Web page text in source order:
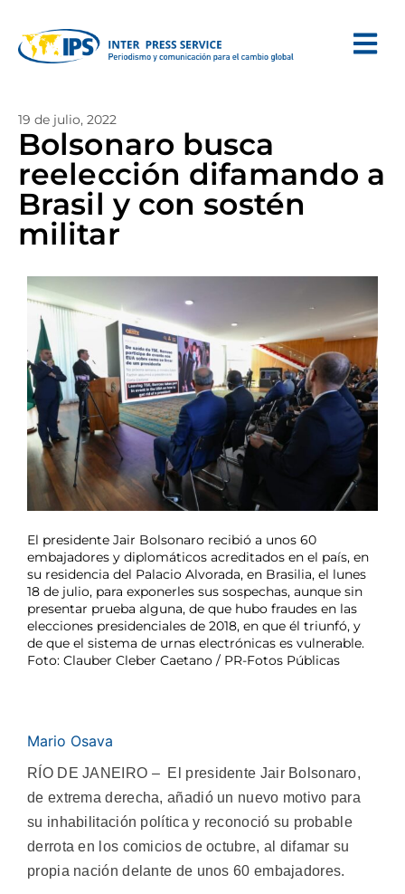
19 de julio, 2022
Bolsonaro busca
reelección difamando a
Brasil y con sostén
militar
El presidente Jair Bolsonaro recibió a unos 60
embajadores y diplomáticos acreditados en el país, en
su residencia del Palacio Alvorada, en Brasilia, el lunes
18 de julio, para exponerles sus sospechas, aunque sin
presentar prueba alguna, de que hubo fraudes en las
elecciones presidenciales de 2018, en que él triunfó, y
de que el sistema de urnas electrónicas es vulnerable.
Foto: Clauber Cleber Caetano / PR-Fotos Públicas
Mario Osava
RÍO DE JANEIRO – El presidente Jair Bolsonaro,
de extrema derecha, añadió un nuevo motivo para
su inhabilitación política y reconoció su probable
derrota en los comicios de octubre, al difamar su
propia nación delante de unos 60 embajadores.